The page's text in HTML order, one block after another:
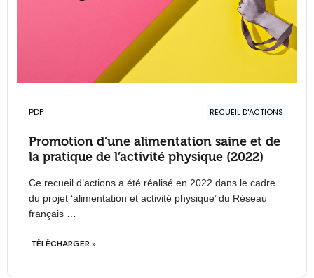
PDF RECUEIL D'ACTIONS
Promotion d’une alimentation saine et de
la pratique de l’activité physique (2022)
Ce recueil d’actions a été réalisé en 2022 dans le cadre
du projet ‘alimentation et activité physique’ du Réseau
français …
TÉLÉCHARGER »